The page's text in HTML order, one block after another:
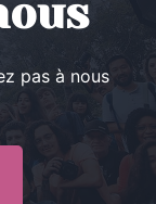
pas à nous